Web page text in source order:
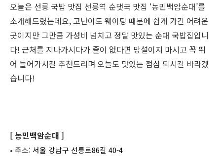
오늘은 선릉 국밥 맛집 선릉역 순댓국 맛집 ‘농민백암순대’를
소개해드렸는데요,고난이도 웨이팅 때문에 쉽게 가긴 어려운
곳이지만 그만큼 가성비 넘치고 정말 맛있는 순대 국밥집입니
다! 근처를 지나가시다가 줄이 없다면 망설이지 마시고 꼭 뛰
어 들어가시길 추천드리며 오늘도 맛있는 점심 되시길 바라겠
습니다!
[농민백암순대 ]
• 주소: 서울 강남구 선릉로86길 40-4